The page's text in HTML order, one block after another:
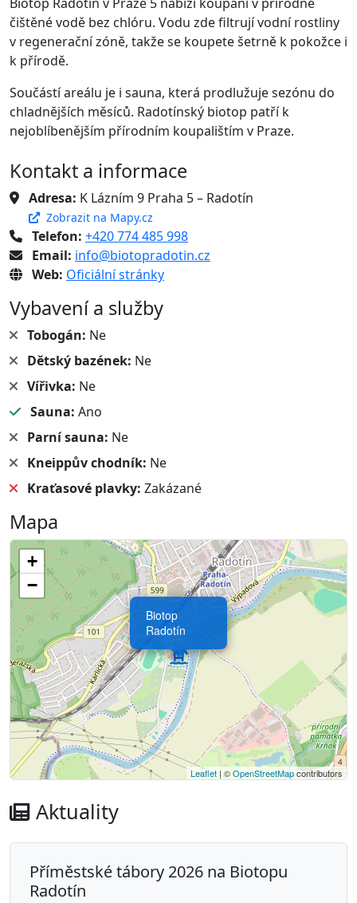
čištěné vodě bez chlóru. Vodu zde filtrují vodní rostliny
v regenerační zóně, takže se koupete šetrně k pokožce i
k přírodě.
Součástí areálu je i sauna, která prodlužuje sezónu do
chladnějších měsíců. Radotínský biotop patří k
nejoblíbenějším přírodním koupalištím v Praze.
Kontakt a informace
Adresa: K Lázním 9 Praha 5 – Radotín
Zobrazit na Mapy.cz
Telefon: +420 774 485 998
Email: info@biotopradotin.cz
Web: Oficiální stránky
Vybavení a služby
Tobogán: Ne
Dětský bazének: Ne
Vířivka: Ne
Sauna: Ano
Parní sauna: Ne
Kneippův chodník: Ne
Kraťasové plavky: Zakázané
Mapa
Biotop
Radotín
+
−
Leaflet | ©OpenStreetMapcontributors
Aktuality
Příměstské tábory 2026 na Biotopu
Radotín